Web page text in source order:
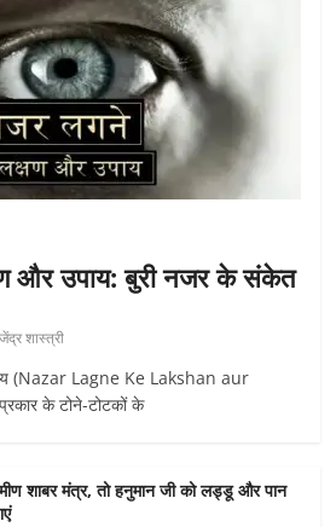
और उपाय: बुरी नजर के संकेत
शास्त्री
(Nazar Lagne Ke Lakshan aur
के टोने-टोटकों के
शाबर मंत्र, तो हनुमान जी को लड्डू और पान